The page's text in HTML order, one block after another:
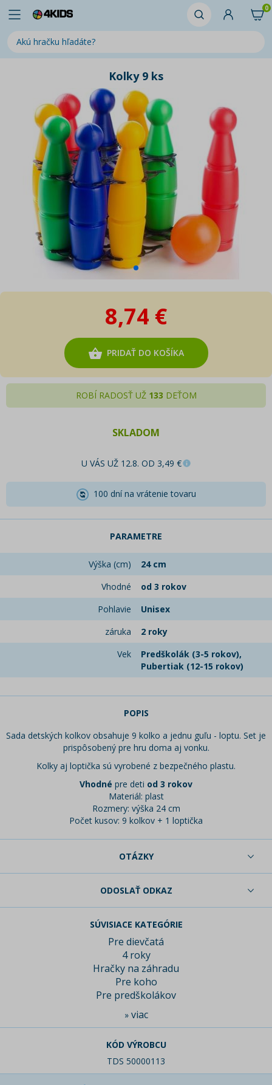
0
Kolky 9 ks
8,74 €
PRIDAŤ DO KOŠÍKA
ROBÍ RADOSŤ UŽ 133 DEŤOM
SKLADOM
U VÁS UŽ 12.8. OD 3,49 €
100 dní na vrátenie tovaru
PARAMETRE
Výška (cm)
24 cm
Vhodné
od 3 rokov
Pohlavie
Unisex
záruka
2 roky
Vek
Predškolák (3-5 rokov),
Pubertiak (12-15 rokov)
POPIS
Sada detských kolkov obsahuje 9 kolko a jednu guľu - loptu. Set je
prispôsobený pre hru doma aj vonku.
Kolky aj loptička sú vyrobené z bezpečného plastu.
Vhodné pre deti od 3 rokov
Materiál: plast
Rozmery: výška 24 cm
Počet kusov: 9 kolkov + 1 loptička
OTÁZKY
ODOSLAŤ ODKAZ
SÚVISIACE KATEGÓRIE
Pre dievčatá
4 roky
Hračky na záhradu
Pre koho
Pre predškolákov
» viac
KÓD VÝROBCU
TDS 50000113